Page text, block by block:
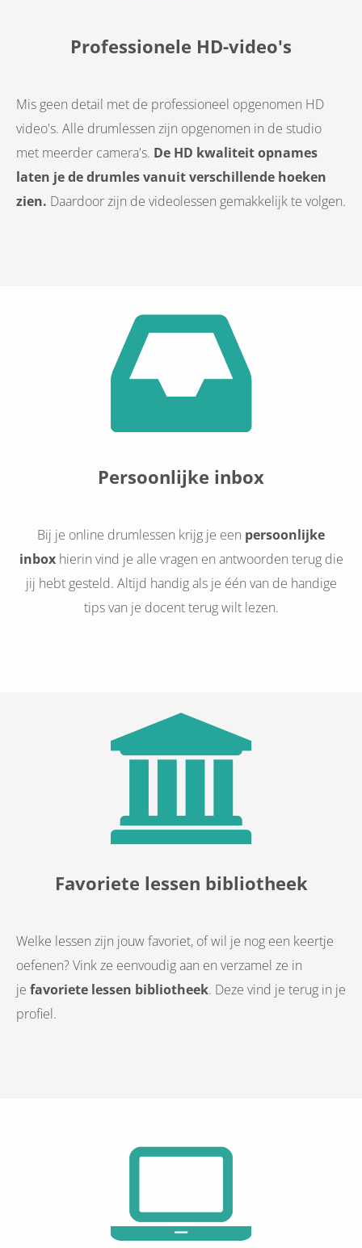
Professionele HD-video's
Mis geen detail met de professioneel opgenomen HD
video's. Alle drumlessen zijn opgenomen in de studio
met meerder camera's. De HD kwaliteit opnames
laten je de drumles vanuit verschillende hoeken
zien. Daardoor zijn de videolessen gemakkelijk te volgen.
Persoonlijke inbox
Bij je online drumlessen krijg je een persoonlijke
inboxhierin vind je alle vragen en antwoorden terug die
jij hebt gesteld. Altijd handig als je één van de handige
tips van je docent terug wilt lezen.
Favoriete lessen bibliotheek
Welke lessen zijn jouw favoriet, of wil je nog een keertje
oefenen? Vink ze eenvoudig aan en verzamel ze in
je favoriete lessen bibliotheek. Deze vind je terug in je
profiel.